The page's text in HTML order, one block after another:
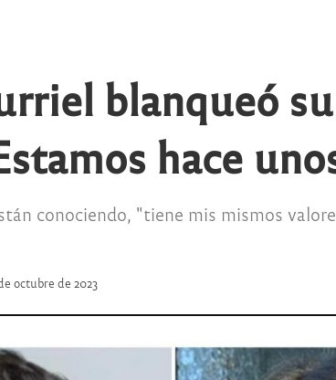
blanqueó
hace
conociendo, "tiene mis mismos
octubre de 2023